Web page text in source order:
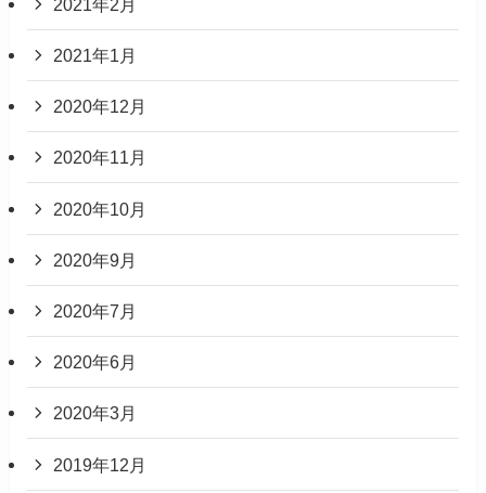
2021年2月
2021年1月
2020年12月
2020年11月
2020年10月
2020年9月
2020年7月
2020年6月
2020年3月
2019年12月